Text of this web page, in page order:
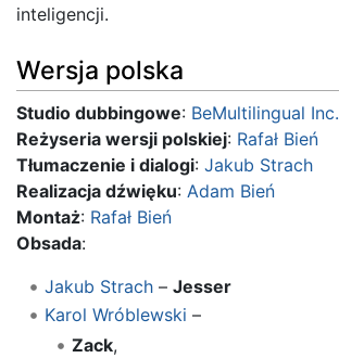
inteligencji.
Wersja polska
Studio dubbingowe: BeMultilingual Inc.
Reżyseria wersji polskiej: Rafał Bień
Tłumaczenie i dialogi: Jakub Strach
Realizacja dźwięku: Adam Bień
Montaż: Rafał Bień
Obsada:
Jakub Strach– Jesser
Karol Wróblewski –
Zack,